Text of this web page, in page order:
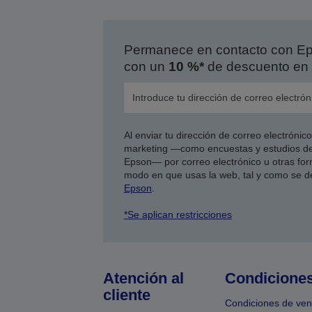
Permanece en contacto con
con un 10 %*de descuento en
Al enviar tu dirección de correo
marketing —como encuestas y estudios
Epson— por correo electrónico u otras
modo en que usas la web, tal y como se
Epson
*Se aplican restricciones
Atención al
cliente
Condiciones de